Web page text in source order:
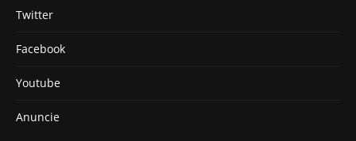
Twitter
Facebook
Youtube
Anuncie